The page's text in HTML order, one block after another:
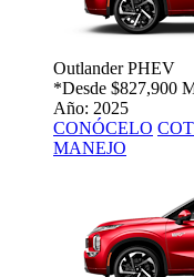
Outlander PHEV
*Desde $827,900
Año: 2025
CONÓCELO
MANEJO